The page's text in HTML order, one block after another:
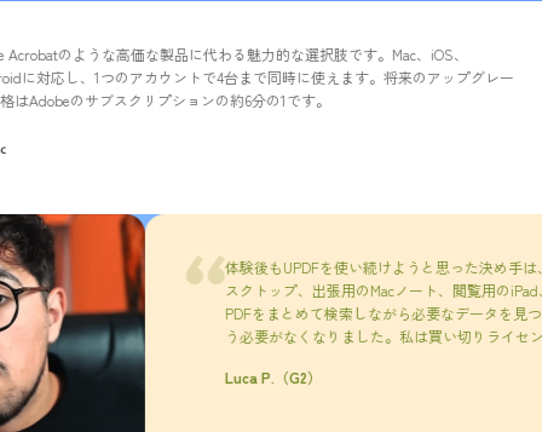
ような高価な製品に代わる魅力的な選択肢です。Mac、iOS、
、1つのアカウントで4台まで同時に使えます。将来のアップグレー
サブスクリプションの約6分の1です。
体験後もUPDFを使い続けようと思った決め手は、クロ
スクトップ、出張用のMacノート、閲覧用のiPad、簡単
PDFをまとめて検索しながら必要なデータを見つけたり
う必要がなくなりました。私は買い切りライセンスを
Luca P.（G2）